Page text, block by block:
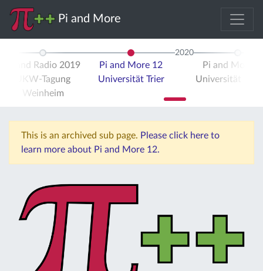
Pi and More
Pi and Radio 2019
UKW-Tagung
Weinheim
Pi and More 12
Universität Trier
2020
Pi and More
Universität
This is an archived sub page. Please click here to
learn more about Pi and More 12.